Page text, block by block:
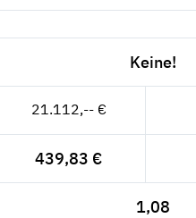
Keine!
21.112,-- €
439,83 €
1,08